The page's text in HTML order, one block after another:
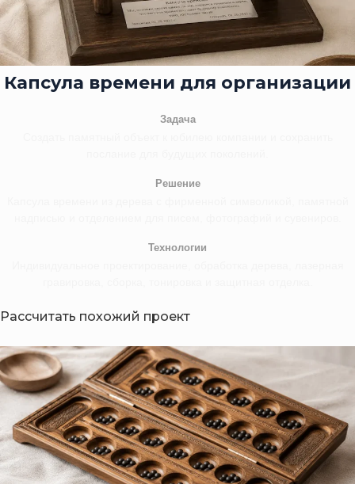
Капсула времени для организации
Задача
Решение
Технологии
Рассчитать похожий проект